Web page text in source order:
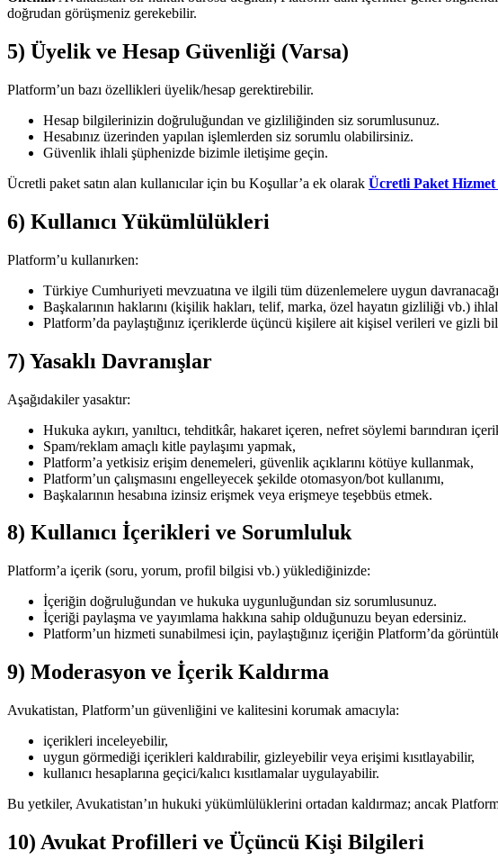
doğrudan görüşmeniz gerekebilir.
5) Üyelik ve Hesap Güvenliği (Varsa)
Platform’un bazı özellikleri üyelik/hesap gerektirebilir.
Hesap bilgilerinizin doğruluğundan ve gizliliğinden siz sorumlusunuz.
Hesabınız üzerinden yapılan işlemlerden siz sorumlu olabilirsiniz.
Güvenlik ihlali şüphenizde bizimle iletişime geçin.
Ücretli paket satın alan kullanıcılar için bu Koşullar’a ek olarak Ücretli Paket Hizmet
6) Kullanıcı Yükümlülükleri
Platform’u kullanırken:
Türkiye Cumhuriyeti mevzuatına ve ilgili tüm düzenlemelere uygun
Başkalarının haklarını (kişilik hakları, telif, marka, özel hayatın gizliliği vb.)
Platform’da paylaştığınız içeriklerde üçüncü kişilere ait kişisel verileri ve gizli
7) Yasaklı Davranışlar
Aşağıdakiler yasaktır:
Hukuka aykırı, yanıltıcı, tehditkâr, hakaret içeren, nefret söylemi barındıran
Spam/reklam amaçlı kitle paylaşımı yapmak,
Platform’a yetkisiz erişim denemeleri, güvenlik açıklarını kötüye kullanmak,
Platform’un çalışmasını engelleyecek şekilde otomasyon/bot kullanımı,
Başkalarının hesabına izinsiz erişmek veya erişmeye teşebbüs etmek.
8) Kullanıcı İçerikleri ve Sorumluluk
Platform’a içerik (soru, yorum, profil bilgisi vb.) yüklediğinizde:
İçeriğin doğruluğundan ve hukuka uygunluğundan siz sorumlusunuz.
İçeriği paylaşma ve yayımlama hakkına sahip olduğunuzu beyan edersiniz.
Platform’un hizmeti sunabilmesi için, paylaştığınız içeriğin Platform’da
9) Moderasyon ve İçerik Kaldırma
Avukatistan, Platform’un güvenliğini ve kalitesini korumak amacıyla:
içerikleri inceleyebilir,
uygun görmediği içerikleri kaldırabilir, gizleyebilir veya erişimi kısıtlayabilir,
kullanıcı hesaplarına geçici/kalıcı kısıtlamalar uygulayabilir.
Bu yetkiler, Avukatistan’ın hukuki yükümlülüklerini ortadan kaldırmaz; ancak
10) Avukat Profilleri ve Üçüncü Kişi Bilgileri